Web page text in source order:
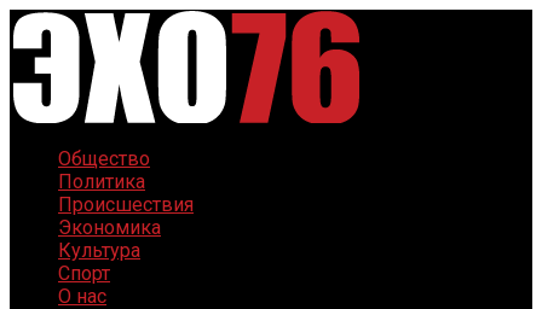
Общество
Политика
Происшествия
Экономика
Культура
Спорт
О нас